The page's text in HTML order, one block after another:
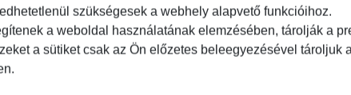
FRANCIAORSZÁG (2)
szükségesek a webhely alapvető funkcióihoz.
a weboldal használatának elemzésében, tárolják a
a sütiket csak az Ön előzetes beleegyezésével tároljuk